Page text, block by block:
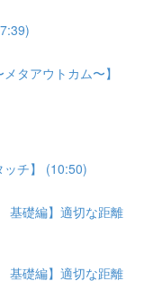
タアウトカム〜】
ッチ】 (10:50)
基礎編】適切な距離
基礎編】適切な距離